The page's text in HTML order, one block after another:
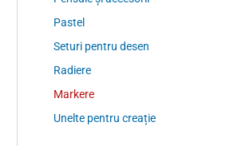
Pastel
Seturi pentru desen
Radiere
Markere
Unelte pentru creație